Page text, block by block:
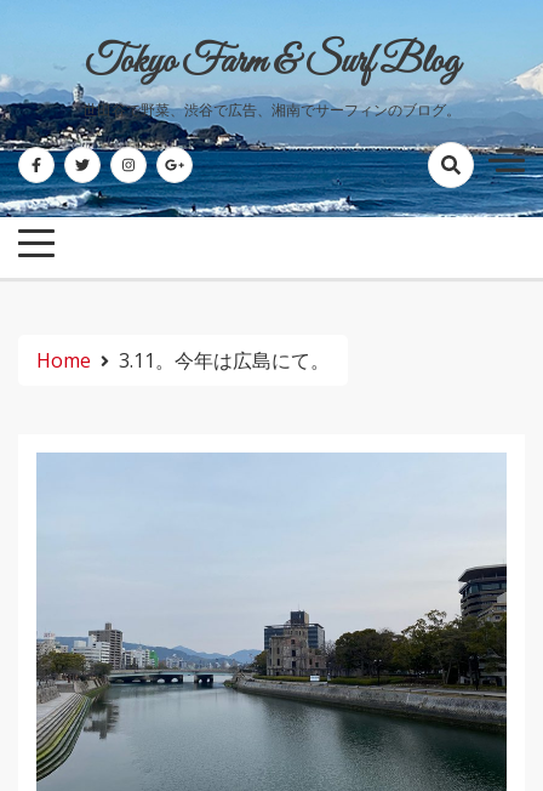
content
Tokyo Farm & Surf Blog
世田谷で野菜、渋谷で広告、湘南でサーフィンのブログ。
Home 3.11。今年は広島にて。